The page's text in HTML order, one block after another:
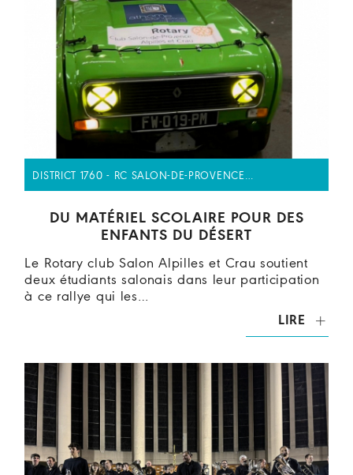
DISTRICT 1760 - RC SALON-DE-PROVENCE…
DU MATÉRIEL SCOLAIRE POUR DES
ENFANTS DU DÉSERT
Le Rotary club Salon Alpilles et Crau soutient
deux étudiants salonais dans leur participation
à ce rallye qui les…
LIRE